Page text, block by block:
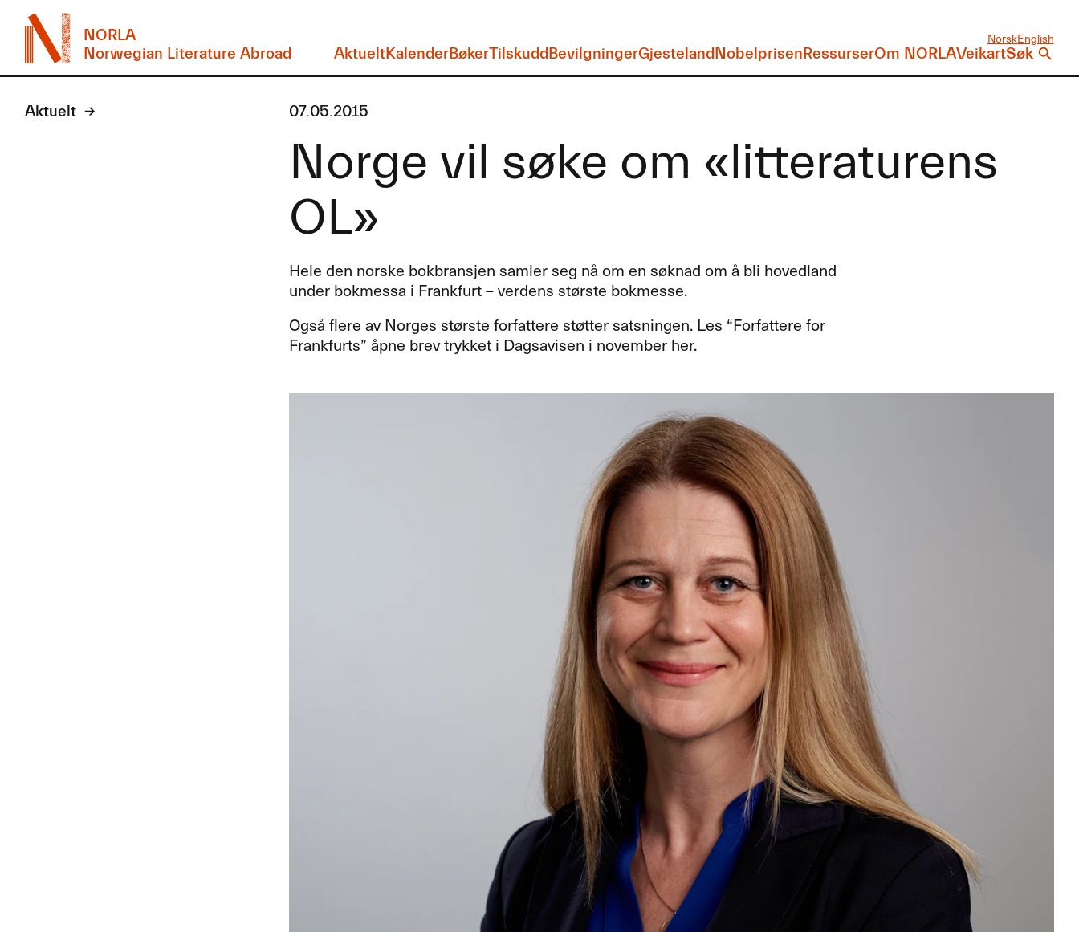
NORLA
Norwegian Literature Abroad
NorskEnglish
AktueltKalenderBøkerTilskuddBevilgningerGjestelandNobelprisenRessurserOm NORLAVeikartSøk
Aktuelt 07.05.2015
Norge vil søke om «litteraturens
OL»
Hele den norske bokbransjen samler seg nå om en søknad om å bli hovedland
under bokmessa i Frankfurt – verdens største bokmesse.
Også flere av Norges største forfattere støtter satsningen. Les “Forfattere for
Frankfurts” åpne brev trykket i Dagsavisen i november her.